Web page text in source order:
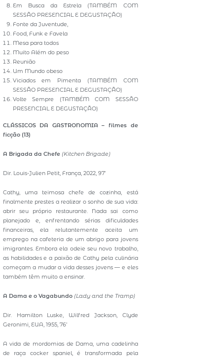
Em Busca da Estrela (TAMBÉM COM
SESSÃO PRESENCIAL E DEGUSTAÇÃO)
Fonte da Juventude,
Food, Funk e Favela
Mesa para todos
Muito Além do peso
Reunião
Um Mundo obeso
Viciados em Pimenta (TAMBÉM COM
SESSÃO PRESENCIAL E DEGUSTAÇÃO)
Volte Sempre (TAMBÉM COM SESSÃO
PRESENCIAL E DEGUSTAÇÃO)
CLÁSSICOS DA GASTRONOMIA – filmes de
ficção (13)
A Brigada da Chefe (Kitchen Brigade)
Dir. Louis-Julien Petit, França, 2022, 97’
Cathy, uma teimosa chefe de cozinha, está
finalmente prestes a realizar o sonho de sua vida:
abrir seu próprio restaurante. Nada sai como
planejado e, enfrentando sérias dificuldades
financeiras, ela relutantemente aceita um
emprego na cafeteria de um abrigo para jovens
imigrantes. Embora ela odeie seu novo trabalho,
as habilidades e a paixão de Cathy pela culinária
começam a mudar a vida desses jovens — e eles
também têm muito a ensinar.
A Dama e o Vagabundo (Lady and the Tramp)
Dir. Hamilton Luske, Wilfred Jackson, Clyde
Geronimi, EUA, 1955, 76’
A vida de mordomias de Dama, uma cadelinha
de raça cocker spaniel, é transformada pela